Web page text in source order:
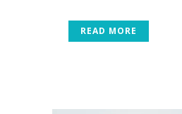
READ MORE